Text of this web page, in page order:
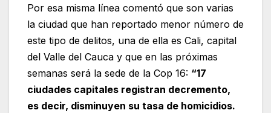
Por esa misma línea comentó que son varias
la ciudad que han reportado menor número de
este tipo de delitos, una de ella es Cali, capital
del Valle del Cauca y que en las próximas
semanas será la sede de la Cop 16: “17
ciudades capitales registran decremento,
es decir, disminuyen su tasa de homicidios.